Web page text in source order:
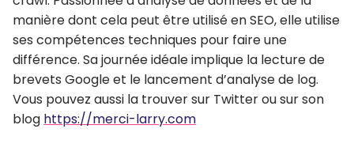
manière dont cela peut être utilisé en SEO, elle utilise
ses compétences techniques pour faire une
différence. Sa journée idéale implique la lecture de
brevets Google et le lancement d’analyse de log.
Vous pouvez aussi la trouver sur Twitter ou sur son
blog https://merci-larry.com